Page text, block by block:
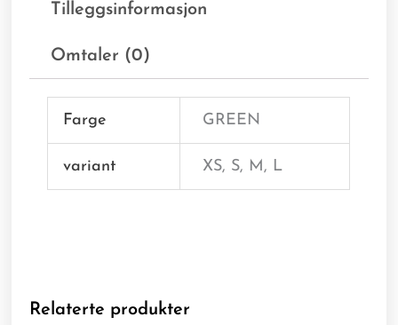
Tilleggsinformasjon
Omtaler (0)
Farge GREEN
variant XS, S, M, L
Relaterte produkter